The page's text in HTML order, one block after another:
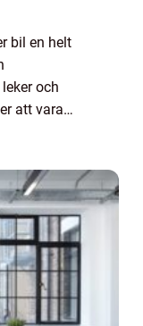
bil en helt
och
att vara